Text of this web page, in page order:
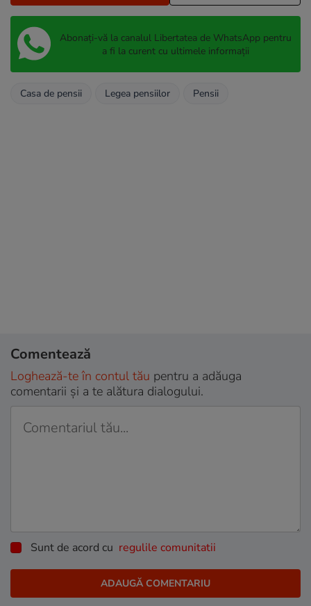
Abonați-vă la canalul Libertatea de WhatsApp pentru
a fi la curent cu ultimele informații
Casa de pensii Legea pensiilor Pensii
Comentează
Loghează-te în contul tău pentru a adăuga
comentarii și a te alătura dialogului.
Sunt de acord cu regulile comunitatii